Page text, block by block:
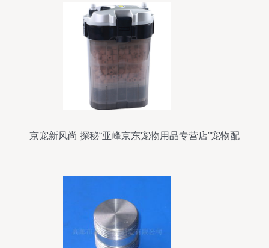
京宠新风尚 探秘“亚峰京东宠物用品专营店”宠物配